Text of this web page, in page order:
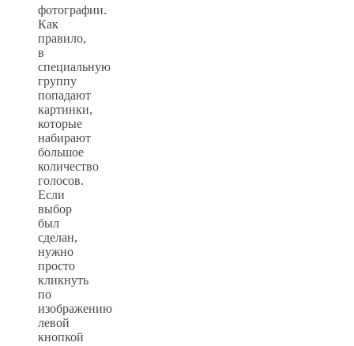
фотографии.
Как
правило,
в
специальную
группу
попадают
картинки,
которые
набирают
большое
количество
голосов.
Если
выбор
был
сделан,
нужно
просто
кликнуть
по
изображению
левой
кнопкой